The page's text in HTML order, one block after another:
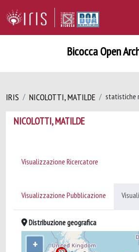
Bicocca Open
IRIS NICOLOTTI, MATILDE statistiche
NICOLOTTI, MATILDE
Visualizzazione Ricercatore
Visualizzazione Pubblicazione
Distribuzione geografica
+